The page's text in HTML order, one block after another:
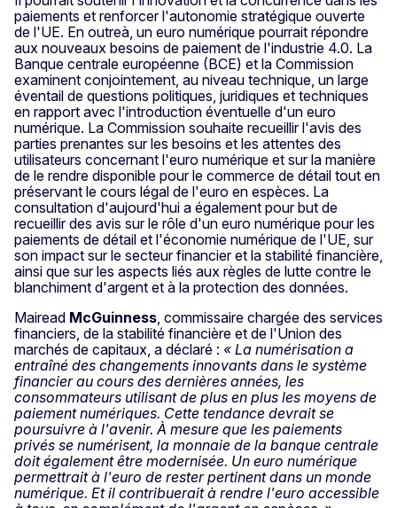
paiements et renforcer l'autonomie stratégique ouverte
de l'UE. En outreà, un euro numérique pourrait répondre
aux nouveaux besoins de paiement de l'industrie 4.0. La
Banque centrale européenne (BCE) et la Commission
examinent conjointement, au niveau technique, un large
éventail de questions politiques, juridiques et techniques
en rapport avec l'introduction éventuelle d'un euro
numérique. La Commission souhaite recueillir l'avis des
parties prenantes sur les besoins et les attentes des
utilisateurs concernant l'euro numérique et sur la manière
de le rendre disponible pour le commerce de détail tout en
préservant le cours légal de l'euro en espèces. La
consultation d'aujourd'hui a également pour but de
recueillir des avis sur le rôle d'un euro numérique pour les
paiements de détail et l'économie numérique de l'UE, sur
son impact sur le secteur financier et la stabilité financière,
ainsi que sur les aspects liés aux règles de lutte contre le
blanchiment d'argent et à la protection des données.
Mairead McGuinness , commissaire chargée des services
financiers, de la stabilité financière et de l'Union des
marchés de capitaux, a déclaré : « La numérisation a
entraîné des changements innovants dans le système
financier au cours des dernières années, les
consommateurs utilisant de plus en plus les moyens de
paiement numériques. Cette tendance devrait se
poursuivre à l'avenir. À mesure que les paiements
privés se numérisent, la monnaie de la banque centrale
doit également être modernisée. Un euro numérique
permettrait à l'euro de rester pertinent dans un monde
numérique. Et il contribuerait à rendre l'euro accessible